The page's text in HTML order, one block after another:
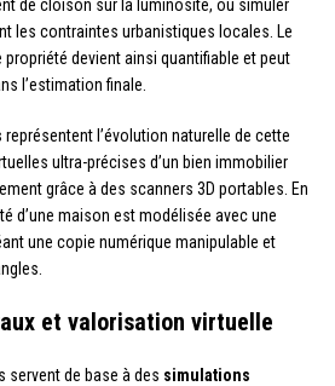
de cloison sur la luminosité, ou simuler
les contraintes urbanistiques locales. Le
propriété devient ainsi quantifiable et peut
l’estimation finale.
représentent l’évolution naturelle de cette
ultra-précises d’un bien immobilier
grâce à des scanners 3D portables. En
d’une maison est modélisée avec une
une copie numérique manipulable et
et valorisation virtuelle
servent de base à des simulations